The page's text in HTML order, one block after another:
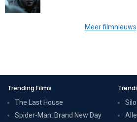
Meer filmnieuws
Trending Films
The Last House
Spider-Man: Brand New Day
Silo